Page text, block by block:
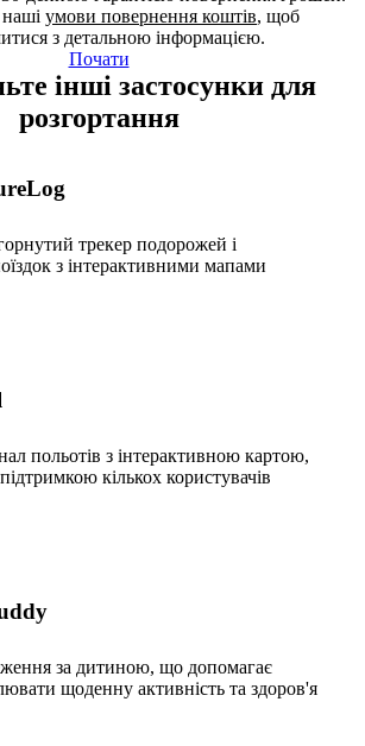
умови повернення коштів, щоб
з детальною інформацією.
Почати
інші застосунки для
розгортання
трекер подорожей і
з інтерактивними мапами
польотів з інтерактивною картою,
кількох користувачів
за дитиною, що допомагає
щоденну активність та здоров'я